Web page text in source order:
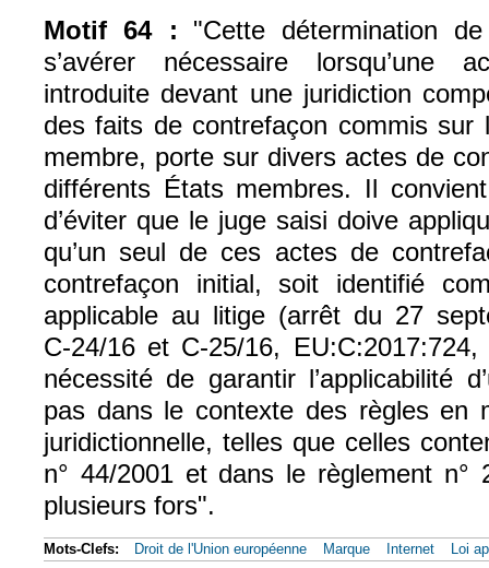
Motif 64 :
"Cette détermination
s’avérer nécessaire lorsqu’une
introduite devant une juridiction
des faits de contrefaçon commis
membre, porte sur divers actes de
différents États membres. Il
d’éviter que le juge saisi doive
qu’un seul de ces actes de
contrefaçon initial, soit identifié
applicable au litige (arrêt du 27
C‑24/16 et C‑25/16,
nécessité de garantir l’applicabilité
pas dans le contexte des règles en
juridictionnelle, telles que celles
n° 44/2001 et dans le règlement n°
plusieurs fors".
Mots-Clefs: Droit de l'Union européenne Marque Internet Loi